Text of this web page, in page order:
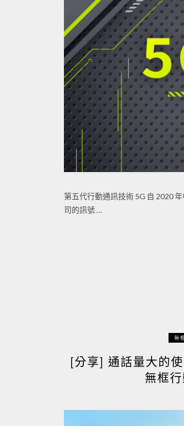
第五代行動通訊技術 5G 自 2020
司的訊號 …
無
[分享] 通話量大的
無框